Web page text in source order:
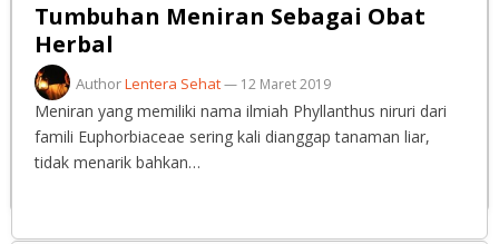
Tumbuhan Meniran Sebagai Obat
Herbal
AuthorLentera Sehat— 12 Maret 2019
Meniran yang memiliki nama ilmiah Phyllanthus niruri dari
famili Euphorbiaceae sering kali dianggap tanaman liar,
tidak menarik bahkan…